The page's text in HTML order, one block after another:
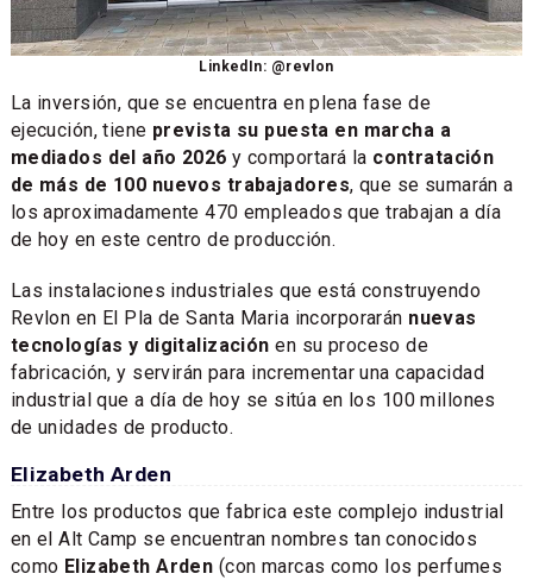
LinkedIn: @revlon
La inversión, que se encuentra en plena fase de
ejecución, tiene prevista su puesta en marcha a
mediados del año 2026 y comportará la contratación
de más de 100 nuevos trabajadores, que se sumarán a
los aproximadamente 470 empleados que trabajan a día
de hoy en este centro de producción.
Las instalaciones industriales que está construyendo
Revlon en El Pla de Santa Maria incorporarán nuevas
tecnologías y digitalizaciónen su proceso de
fabricación, y servirán para incrementar una capacidad
industrial que a día de hoy se sitúa en los 100 millones
de unidades de producto.
Elizabeth Arden
Entre los productos que fabrica este complejo industrial
en el Alt Camp se encuentran nombres tan conocidos
como Elizabeth Arden (con marcas como los perfumes